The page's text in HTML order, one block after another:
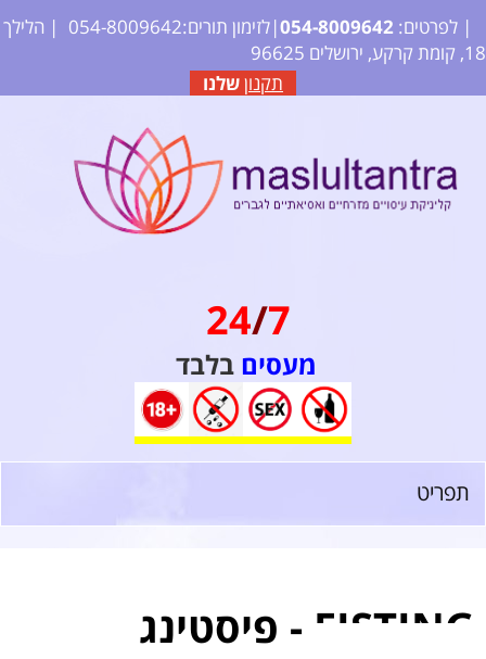
| לפרטים: 054-8009642 |לזימון תורים:054-8009642
| הלילך
18, קומת קרקע, ירושלים 96625
תקנוןשלנו
24/7
מעסים בלבד
תפריט
FISTING - פיסטינג